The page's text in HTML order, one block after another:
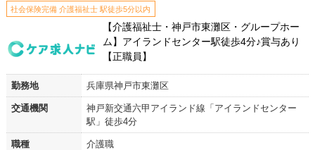
社会保険完備 介護福祉士 駅徒歩5分以内
【介護福祉士・神戸市東灘区・グループホー
ム】アイランドセンター駅徒歩4分♪賞与あり
【正職員】
勤務地 兵庫県神戸市東灘区
交通機関
神戸新交通六甲アイランド線「アイランドセンター
駅」徒歩4分
職種 介護職